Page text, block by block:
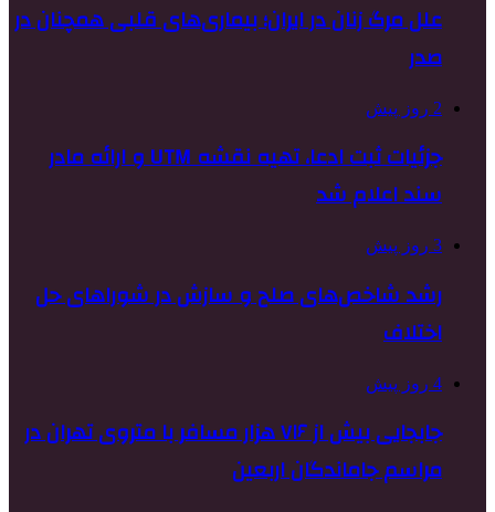
علل مرگ زنان در ایران؛ بیماری‌های قلبی همچنان در
صدر
2 روز پیش
جزئیات ثبت ادعا، تهیه نقشه UTM و ارائه مادر
سند اعلام شد
3 روز پیش
رشد شاخص‌های صلح و سازش در شوراهای حل
اختلاف
4 روز پیش
جابجایی بیش از ۷۱۶ هزار مسافر با متروی تهران در
مراسم جاماندگان اربعین